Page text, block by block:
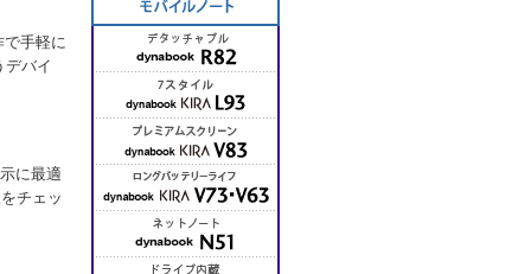
手軽に
デバイ
に最適
チェッ